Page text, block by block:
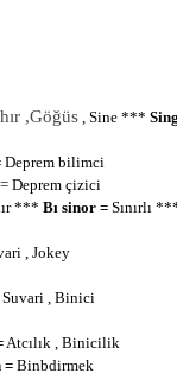
,Göğüs, Sine ***
Deprem bilimci
Deprem çizici
*** Bı sinor =Sınırlı
, Jokey
, Binici
Atcılık , Binicilik
=Binbdirmek